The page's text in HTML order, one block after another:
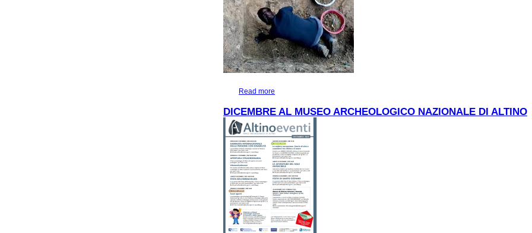
Read more
DICEMBRE AL MUSEO ARCHEOLOGICO NAZIONALE DI ALTINO